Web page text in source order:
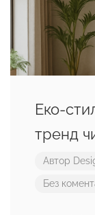
Еко-
тренд
Автор
Без